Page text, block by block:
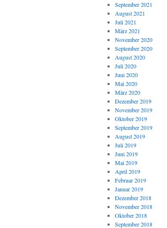
September 2021
August 2021
Juli 2021
März 2021
November 2020
September 2020
August 2020
Juli 2020
Juni 2020
Mai 2020
März 2020
Dezember 2019
November 2019
Oktober 2019
September 2019
August 2019
Juli 2019
Juni 2019
Mai 2019
April 2019
Februar 2019
Januar 2019
Dezember 2018
November 2018
Oktober 2018
September 2018